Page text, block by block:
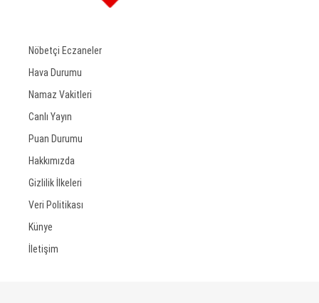
Nöbetçi Eczaneler
Hava Durumu
Namaz Vakitleri
Canlı Yayın
Puan Durumu
Hakkımızda
Gizlilik İlkeleri
Veri Politikası
Künye
İletişim